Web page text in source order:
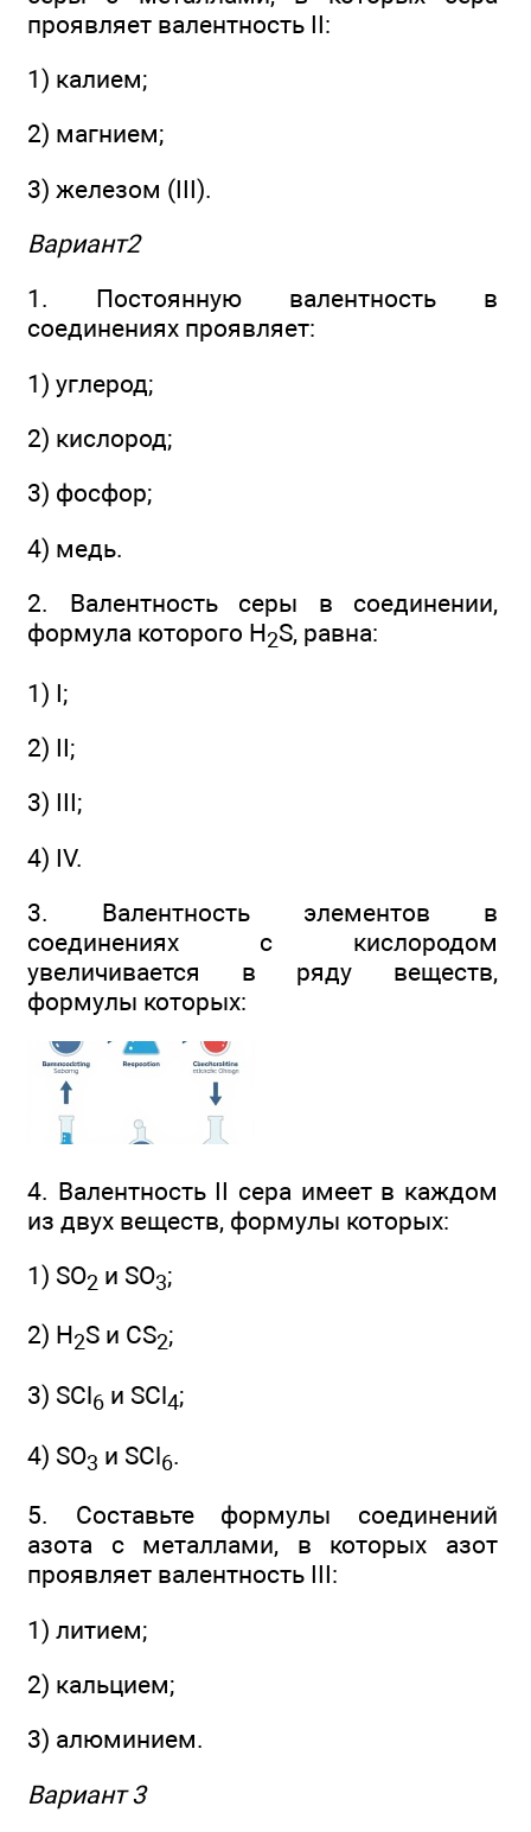
проявляет валентность II:
1) калием;
2) магнием;
3) железом (III).
Вариант2
1. Постоянную валентность в
соединениях проявляет:
1) углерод;
2) кислород;
3) фосфор;
4) медь.
2. Валентность серы в соединении,
формула которого H2S, равна:
1) I;
2) II;
3) III;
4) IV.
3. Валентность элементов в
соединениях с кислородом
увеличивается в ряду веществ,
формулы которых:
4. Валентность II сера имеет в каждом
из двух веществ, формулы которых:
1) SO2 и SO3;
2) H2S и CS2;
3) SCl6 и SCl4;
4) SO3 и SCl6.
5. Составьте формулы соединений
азота с металлами, в которых азот
проявляет валентность III:
1) литием;
2) кальцием;
3) алюминием.
Вариант 3